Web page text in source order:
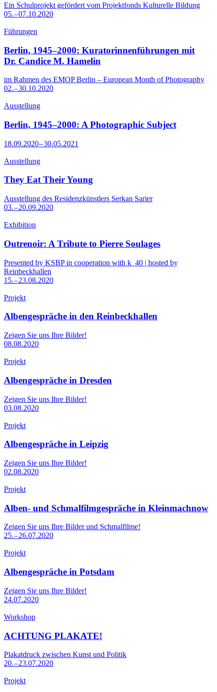
Ein Schulprojekt gefördert vom Projektfonds Kulturelle Bildung
05. – 07.10.2020
Führungen
Berlin, 1945–2000: Kuratorinnenführungen mit
Dr. Candice M. Hamelin
im Rahmen des EMOP Berlin – European Month of Photography
02. – 30.10.2020
Ausstellung
Berlin, 1945–2000: A Photographic Subject
18.09.2020 – 30.05.2021
Ausstellung
They Eat Their Young
Ausstellung des Residenzkünstlers Serkan Sarier
03. – 20.09.2020
Exhibition
Outrenoir: A Tribute to Pierre Soulages
Presented by KSBP in cooperation with k_40 | hosted by
Reinbeckhallen
15. – 23.08.2020
Projekt
Albengespräche in den Reinbeckhallen
Zeigen Sie uns Ihre Bilder!
08.08.2020
Projekt
Albengespräche in Dresden
Zeigen Sie uns Ihre Bilder!
03.08.2020
Projekt
Albengespräche in Leipzig
Zeigen Sie uns Ihre Bilder!
02.08.2020
Projekt
Alben- und Schmalfilmgespräche in Kleinmachnow
Zeigen Sie uns Ihre Bilder und Schmalfilme!
25. – 26.07.2020
Projekt
Albengespräche in Potsdam
Zeigen Sie uns Ihre Bilder!
24.07.2020
Workshop
ACHTUNG PLAKATE!
Plakatdruck zwischen Kunst und Politik
20. – 23.07.2020
Projekt